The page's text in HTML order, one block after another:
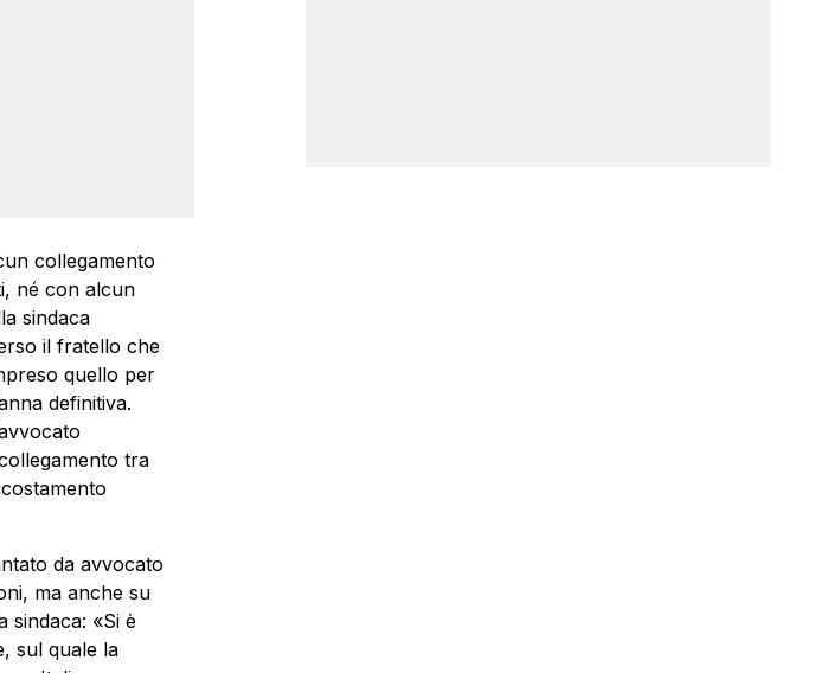
collegamento
né con alcun
sindaca
il fratello che
quello per
definitiva.
tra
da avvocato
ma anche su
sindaca: «Si è
sul quale la